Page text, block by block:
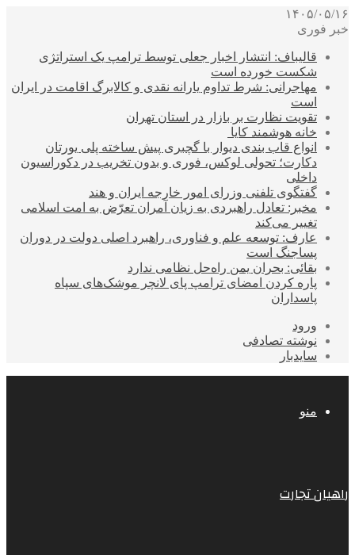
۱۴۰۵/۰۵/۱۶
خبر فوری
قالیباف: انتشار اخبار جعلی توسط ترامپ یک استراتژی
شکست خورده است
مهاجرانی: شرط تداوم یارانه نقدی و کالابرگ اقامت در ایران
است
تقویت نظارت بر بازار در استان تهران
خانه هوشمند کایا
انواع قاب بندی دیوار با گچبری پیش ساخته پلی یورتان
دکارت؛ تحولی لوکس، فوری و بدون تخریب در دکوراسیون
داخلی
گفتگوی تلفنی وزرای امور خارجه ایران و هند
مخبر: تعادل راهبردی به زیان آمران تعرّض به امت اسلامی
تغییر می‌کند
عارف: توسعه علم و فناوری، راهبرد اصلی دولت در دوران
پساجنگ است
بقائی: بحران یمن راه‌حل نظامی ندارد
پاره کردن امضای ترامپ پای لانچر موشک‌های سپاه
پاسداران
ورود
نوشته تصادفی
سایدبار
منو
راهیان تجارت